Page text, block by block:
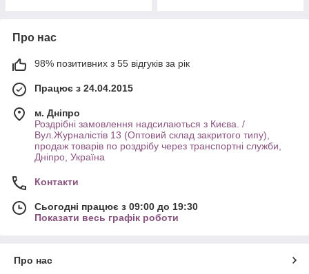
Про нас
98% позитивних з 55 відгуків за рік
Працює з 24.04.2015
м. Дніпро
Роздрібні замовлення надсилаються з Києва. /
Вул.Журналістів 13 (Оптовий склад закритого типу),
продаж товарів по роздрібу через транспортні служби,
Дніпро, Україна
Контакти
Сьогодні працює з 09:00 до 19:30
Показати весь графік роботи
Про нас